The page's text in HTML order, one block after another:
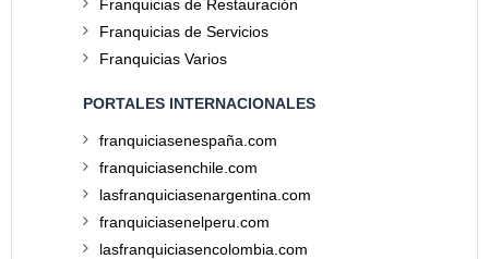
Franquicias de Restauración
Franquicias de Servicios
Franquicias Varios
PORTALES INTERNACIONALES
franquiciasenespaña.com
franquiciasenchile.com
lasfranquiciasenargentina.com
franquiciasenelperu.com
lasfranquiciasencolombia.com